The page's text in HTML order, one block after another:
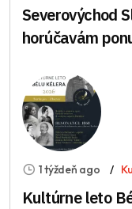
Severovýchod
horúčavám
1 týždeň ago
Kultúrne leto